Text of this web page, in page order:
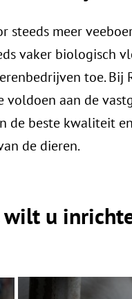
meer
vaker biologisch
toe. Bij
aan de
de beste kwaliteit
de dieren.
u